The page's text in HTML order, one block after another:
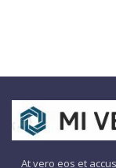
At vero eos et